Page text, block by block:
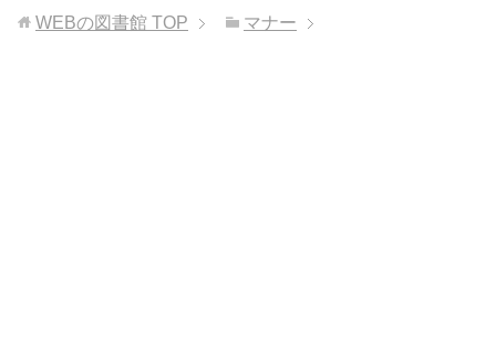
WEBの図書館 TOP マナー